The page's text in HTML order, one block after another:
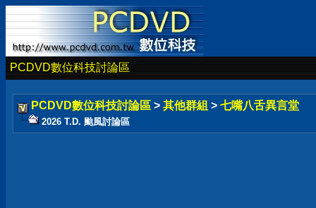
PCDVD數位科技討論區
PCDVD數位科技討論區 > 其他群組 > 七嘴八舌異言堂
2026 T.D. 颱風討論區